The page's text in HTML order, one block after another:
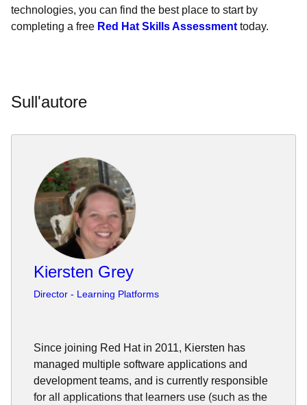
technologies, you can find the best place to start by
completing a free Red Hat Skills Assessment today.
Sull'autore
Kiersten Grey
Director - Learning Platforms
Since joining Red Hat in 2011, Kiersten has
managed multiple software applications and
development teams, and is currently responsible
for all applications that learners use (such as the